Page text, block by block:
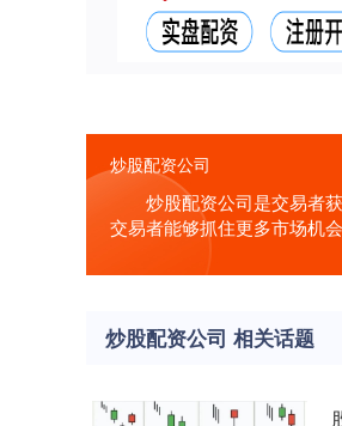
炒股配资公司
炒股配资公司是交易者
交易者能够抓住更多市场机
炒股配资公司 相关话题